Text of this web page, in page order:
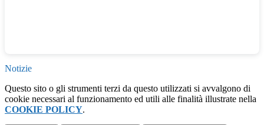
Notizie
Questo sito o gli strumenti terzi da questo utilizzati si avvalgono di
cookie necessari al funzionamento ed utili alle finalità illustrate nella
COOKIE POLICY.